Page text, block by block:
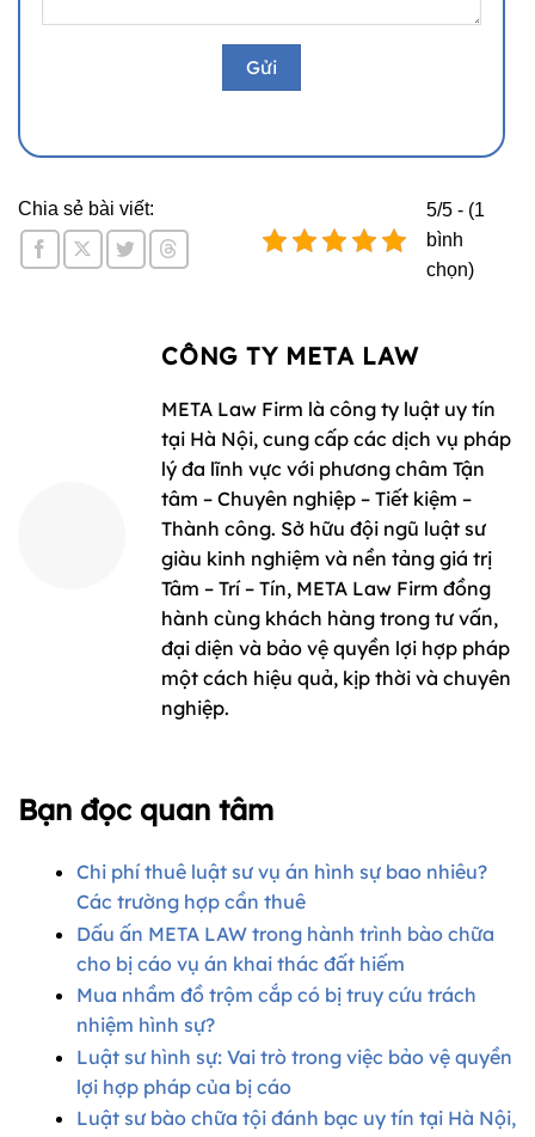
Chia sẻ bài viết:
5/5 - (1
bình
chọn)
CÔNG TY META LAW
META Law Firm là công ty luật uy tín
tại Hà Nội, cung cấp các dịch vụ pháp
lý đa lĩnh vực với phương châm Tận
tâm – Chuyên nghiệp – Tiết kiệm –
Thành công. Sở hữu đội ngũ luật sư
giàu kinh nghiệm và nền tảng giá trị
Tâm – Trí – Tín, META Law Firm đồng
hành cùng khách hàng trong tư vấn,
đại diện và bảo vệ quyền lợi hợp pháp
một cách hiệu quả, kịp thời và chuyên
nghiệp.
Bạn đọc quan tâm
Chi phí thuê luật sư vụ án hình sự bao nhiêu?
Các trường hợp cần thuê
Dấu ấn META LAW trong hành trình bào chữa
cho bị cáo vụ án khai thác đất hiếm
Mua nhầm đồ trộm cắp có bị truy cứu trách
nhiệm hình sự?
Luật sư hình sự: Vai trò trong việc bảo vệ quyền
lợi hợp pháp của bị cáo
Luật sư bào chữa tội đánh bạc uy tín tại Hà Nội,